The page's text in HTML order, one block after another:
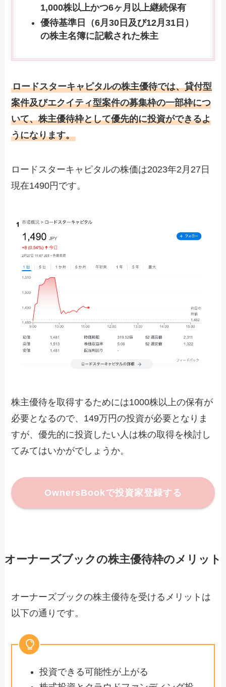
1,000株以上かつ6ヶ月以上継続保有
優待基準日（6月30日及び12月31日）
の株主名簿に記載された株主
ロードスターキャピタルの株主優待では、貸付型
案件及びエクイティ型案件の募集枠の一部枠につ
いて、株主優待枠として優先的に投資ができるよ
うになります。
ロードスターキャピタルの株価は2023年2月27日
現在1490円です。
株主優待を取得するためには1000株以上の保有が
必要となるので、149万円の投資が必要となりま
すが、優先的に投資したい人は株の取得を検討し
てみてはいかがでしょうか。
OwnersBookで投資家登録する
オーナーズブックの株主優待枠のメリット
オーナーズブックの株主優待を受けるメリットは
以下の通りです。
投資できる可能性が上がる